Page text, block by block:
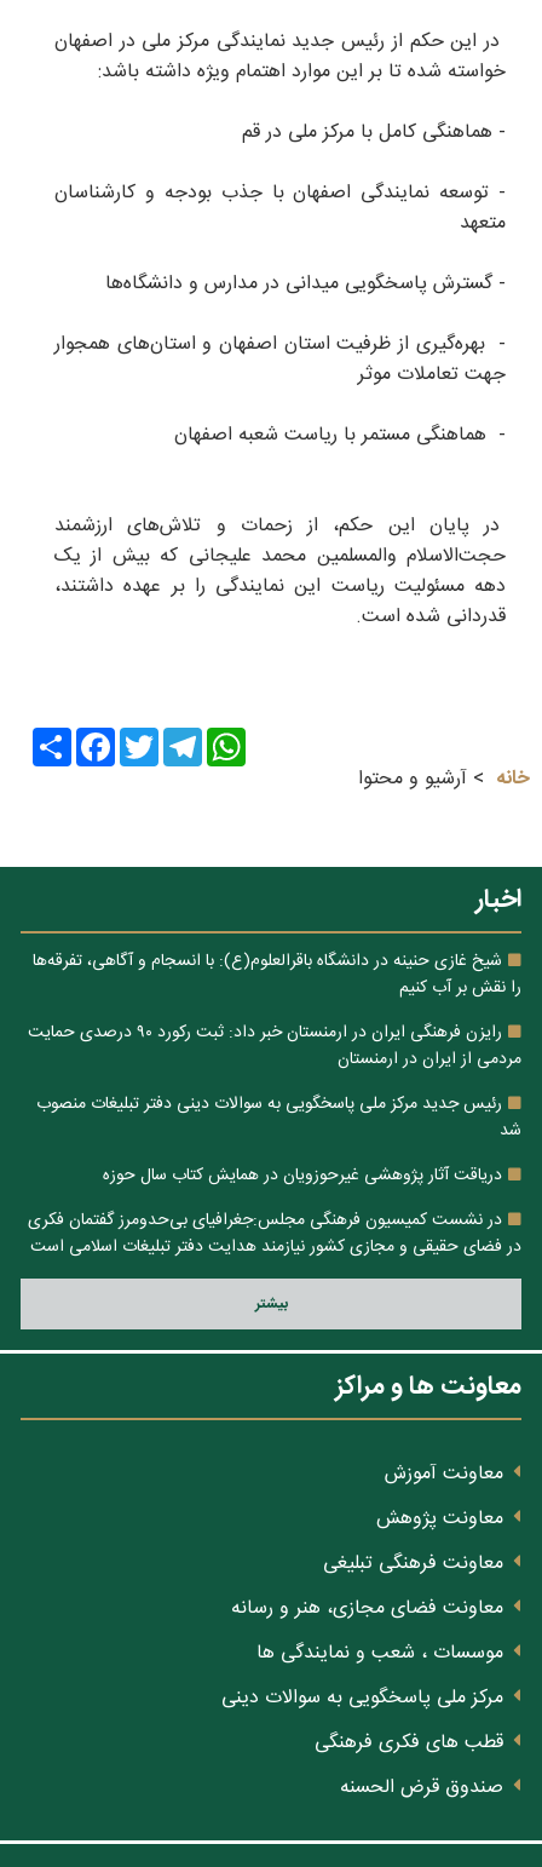
در این حکم از رئیس جدید نمایندگی مرکز ملی در اصفهان
خواسته شده تا بر این موارد اهتمام ویژه داشته باشد:
- هماهنگی کامل با مرکز ملی در قم
- توسعه نمایندگی اصفهان با جذب بودجه و کارشناسان
متعهد
- گسترش پاسخگویی میدانی در مدارس و دانشگاه‌ها
- بهره‌گیری از ظرفیت استان اصفهان و استان‌های همجوار
جهت تعاملات موثر
- هماهنگی مستمر با ریاست شعبه اصفهان
در پایان این حکم، از زحمات و تلاش‌های ارزشمند
حجت‌الاسلام والمسلمین محمد علیجانی که بیش از یک
دهه مسئولیت ریاست این نمایندگی را بر عهده داشتند،
قدردانی شده است.
Share
FacebookTwitter
Telegram
WhatsApp
خانه
آرشیو و محتوا
اخبار
شیخ غازی حنینه در دانشگاه باقرالعلوم(ع): با انسجام و آگاهی، تفرقه‌ها
را نقش بر آب کنیم
رایزن فرهنگی ایران در ارمنستان خبر داد: ثبت رکورد ۹۰ درصدی حمایت
مردمی از ایران در ارمنستان
رئیس جدید مرکز ملی پاسخگویی به سوالات دینی دفتر تبلیغات منصوب
شد
دریاقت آثار پژوهشی غیرحوزویان در همایش کتاب سال حوزه
در نشست کمیسیون فرهنگی مجلس:جغرافیای بی‌حدومرز گفتمان فکری
در فضای حقیقی و مجازی کشور نیازمند هدایت دفتر تبلیغات اسلامی است
بيشتر
معاونت ها و مراکز
معاونت آموزش
معاونت پژوهش
معاونت فرهنگی تبلیغی
معاونت فضای مجازی، هنر و رسانه
موسسات ، شعب و نمایندگی ها
مرکز ملی پاسخگویی به سوالات دینی
قطب های فکری فرهنگی
صندوق قرض الحسنه